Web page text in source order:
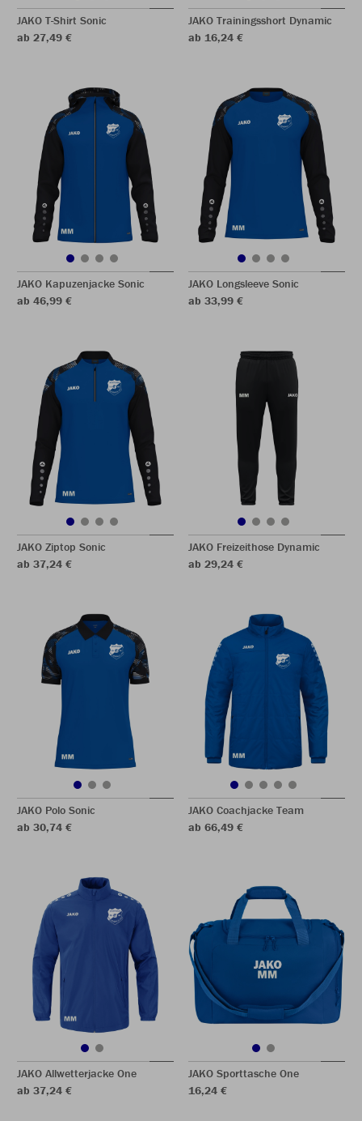
JAKO T-Shirt Sonic
ab 27,49 €
JAKO Trainingsshort Dynamic
ab 16,24 €
JAKO Kapuzenjacke Sonic
ab 46,99 €
JAKO Longsleeve Sonic
ab 33,99 €
JAKO Ziptop Sonic
ab 37,24 €
JAKO Freizeithose Dynamic
ab 29,24 €
JAKO Polo Sonic
ab 30,74 €
JAKO Coachjacke Team
ab 66,49 €
JAKO Allwetterjacke One
ab 37,24 €
JAKO Sporttasche One
16,24 €